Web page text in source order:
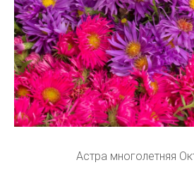
Астра многолетняя